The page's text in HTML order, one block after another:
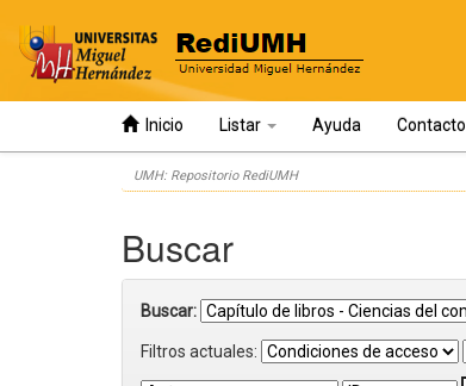
Inicio Listar Ayuda Contacto
UMH: Repositorio RediUMH
Buscar
Buscar:
Filtros actuales: